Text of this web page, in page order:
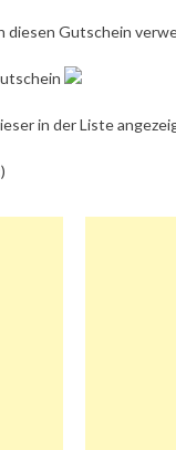
diesen Gutschein
in der Liste